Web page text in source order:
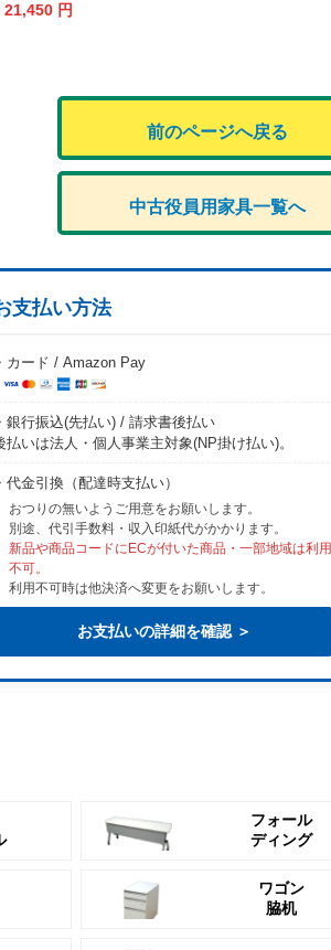
21,450 円
前のページへ戻る
中古役員用家具一覧へ
支払い方法
カード / Amazon Pay
銀行振込(先払い) / 請求書後払い
払いは法人・個人事業主対象(NP掛け払い)。
代金引換（配達時支払い）
おつりの無いようご用意をお願いします。
別途、代引手数料・収入印紙代がかかります。
新品や商品コードにECが付いた商品・一部地域は利用
不可。
利用不可時は他決済へ変更をお願いします。
お支払いの詳細を確認 ＞
フォール
ディング
ワゴン
脇机